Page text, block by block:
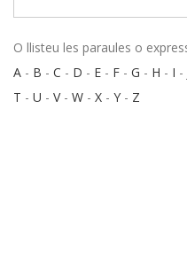
O llisteu les paraules o
A - B - C - D - E - F - G - H - I -
T - U - V- W - X - Y - Z